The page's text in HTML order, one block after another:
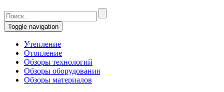
Toggle navigation
Утепление
Отопление
Обзоры технологий
Обзоры оборудования
Обзоры материалов